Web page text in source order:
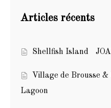
Articles récents
Shellfish Island
Village de Brousse
Lagoon